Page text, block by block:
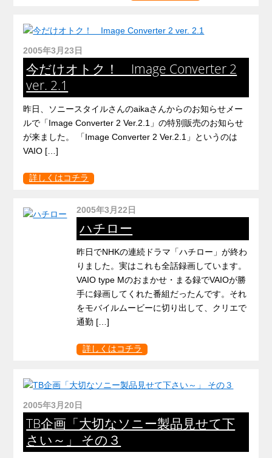
2005年3月23日
今だけオトク！ Image Converter 2
ver. 2.1
昨日、ソニースタイルさんのaikaさんからのお知らせメー
ルで「Image Converter 2 Ver.2.1」の特別販売のお知らせ
が来ました。 「Image Converter 2 Ver.2.1」というのは
VAIO […]
詳しくはコチラ
2005年3月22日
ハチロー
昨日でNHKの連続ドラマ「ハチロー」が終わ
りました。実はこれも全話録画しています。
VAIO type Mのおまかせ・まる録でVAIOが勝
手に録画してくれた番組だったんです。それ
をモバイルムービーに切り出して、クリエで
通勤 […]
詳しくはコチラ
2005年3月20日
TB企画「大切なソニー製品見せて下
さい～」 その３